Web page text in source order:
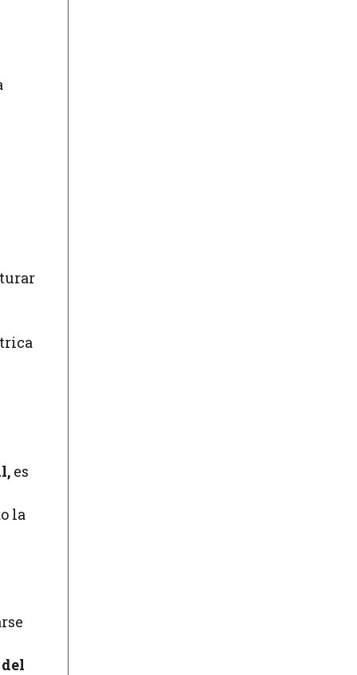
es
la